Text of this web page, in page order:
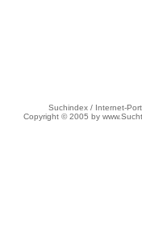
Suchindex / Internet-
Copyright © 2005 by